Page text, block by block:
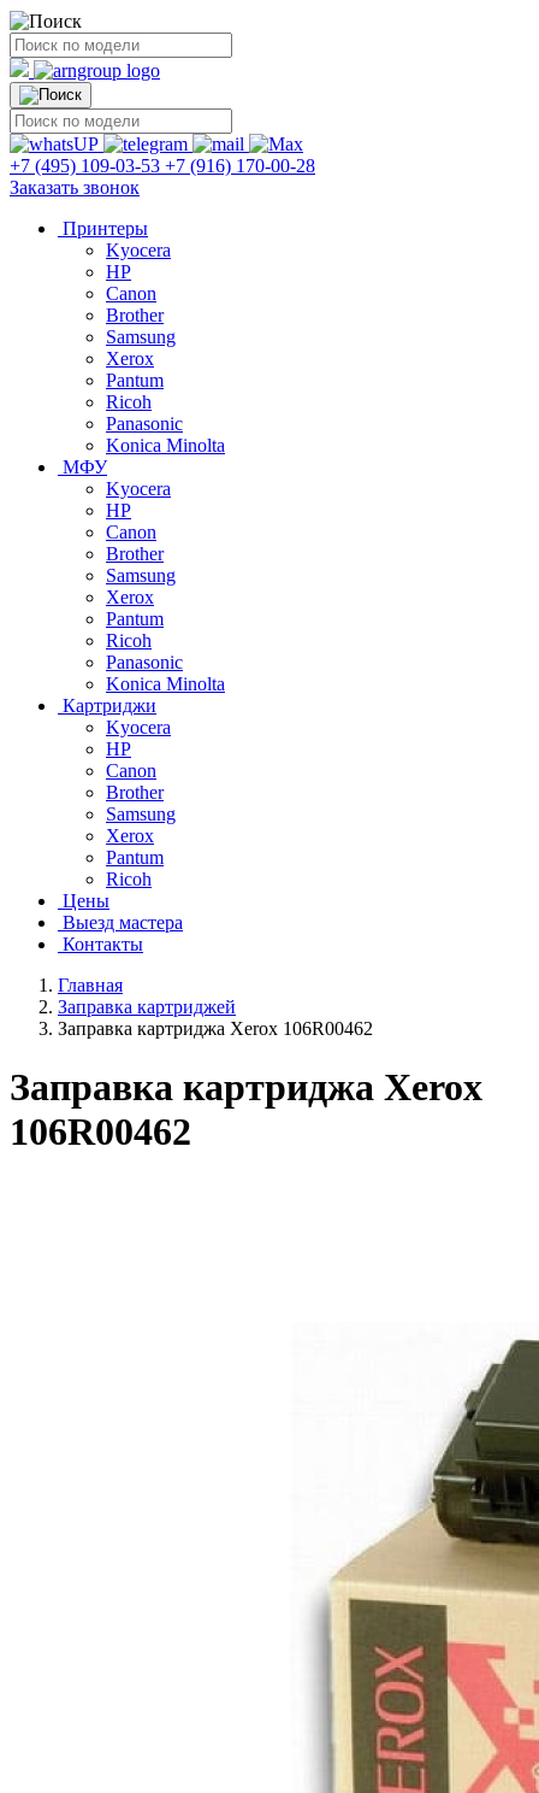
+7 (495) 109-03-53 +7 (916) 170-00-28
Заказать звонок
Принтеры
Kyocera
HP
Canon
Brother
Samsung
Xerox
Pantum
Ricoh
Panasonic
Konica Minolta
МФУ
Kyocera
HP
Canon
Brother
Samsung
Xerox
Pantum
Ricoh
Panasonic
Konica Minolta
Картриджи
Kyocera
HP
Canon
Brother
Samsung
Xerox
Pantum
Ricoh
Цены
Выезд мастера
Контакты
Главная
Заправка картриджей
Заправка картриджа Xerox 106R00462
Заправка картриджа Xerox
106R00462